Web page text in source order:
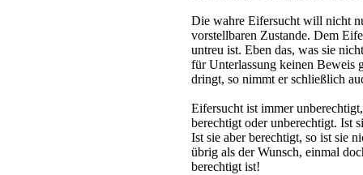
Die wahre Eifersucht will nicht
vorstellbaren Zustande. Dem
untreu ist. Eben das, was sie
für Unterlassung keinen Beweis
dringt, so nimmt er schließlich
Eifersucht ist immer
berechtigt oder unberechtigt. Ist
Ist sie aber berechtigt, so ist sie
übrig als der Wunsch, einmal
berechtigt ist!